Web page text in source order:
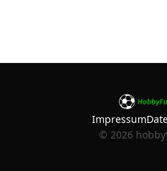
Impressum
© 2026